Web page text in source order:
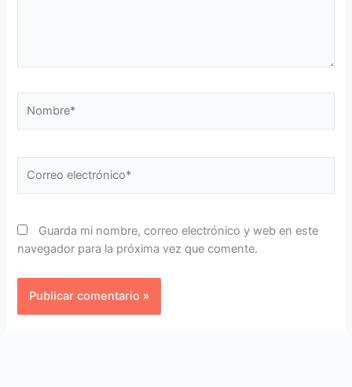
electrónico*
Guarda mi nombre, correo electrónico y web en este
navegador para la próxima vez que comente.